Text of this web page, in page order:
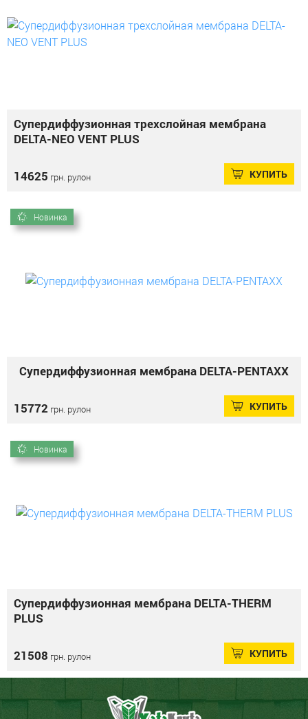
Супердиффузионная трехслойная мембрана
DELTA-NEO VENT PLUS
14625 грн. рулон КУПИТЬ
Новинка
Супердиффузионная мембрана DELTA-PENTAXX
15772 грн. рулон КУПИТЬ
Новинка
Супердиффузионная мембрана DELTA-THERM
PLUS
21508 грн. рулон КУПИТЬ